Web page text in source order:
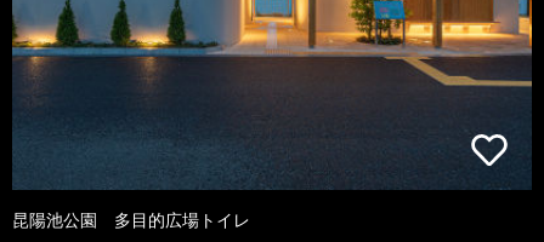
昆陽池公園 多目的広場トイレ